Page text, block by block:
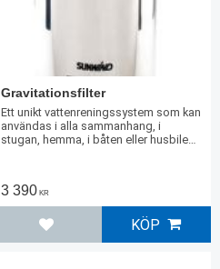
Gravitationsfilter
Ett unikt vattenreningssystem som kan
användas i alla sammanhang, i
stugan, hemma, i båten eller husbilen.
3 390 KR
Lägg till i favoriter
KÖP